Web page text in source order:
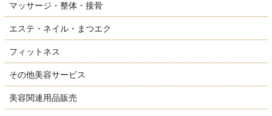
マッサージ・整体・接骨
エステ・ネイル・まつエク
フィットネス
その他美容サービス
美容関連用品販売